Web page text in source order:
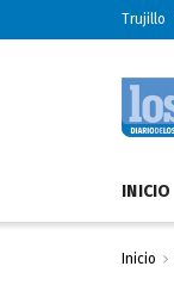
Trujillo
INICIO
Inicio